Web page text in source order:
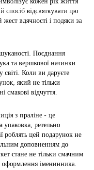
спосіб відсвяткувати цю
вдячності і подяки за
Поєднання
та вершкової начинки
Коли ви даруєте
який не тільки
смакові відчуття.
з праліне - це
упаковка, ретельно
роблять цей подарунок не
доповненням до
стане не тільки смачним
оформлення іменинника.